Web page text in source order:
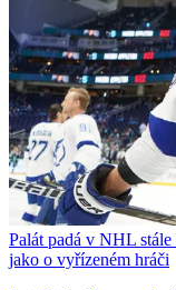
Palát padá v NHL
jako o vyřízeném hráči